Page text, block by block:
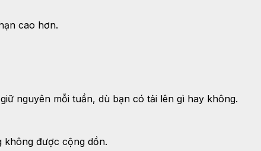
cao hơn.
nguyên mỗi tuần, dù bạn có tải lên gì hay không.
không được cộng dồn.